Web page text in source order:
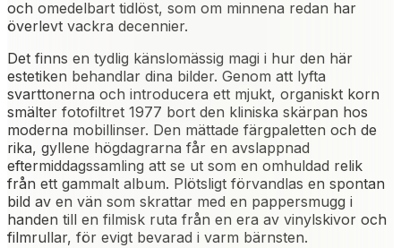
och omedelbart tidlöst, som om minnena redan har
överlevt vackra decennier.
Det finns en tydlig känslomässig magi i hur den här
estetiken behandlar dina bilder. Genom att lyfta
svarttonerna och introducera ett mjukt, organiskt korn
smälter fotofiltret 1977 bort den kliniska skärpan hos
moderna mobillinser. Den mättade färgpaletten och de
rika, gyllene högdagrarna får en avslappnad
eftermiddagssamling att se ut som en omhuldad relik
från ett gammalt album. Plötsligt förvandlas en spontan
bild av en vän som skrattar med en pappersmugg i
handen till en filmisk ruta från en era av vinylskivor och
filmrullar, för evigt bevarad i varm bärnsten.